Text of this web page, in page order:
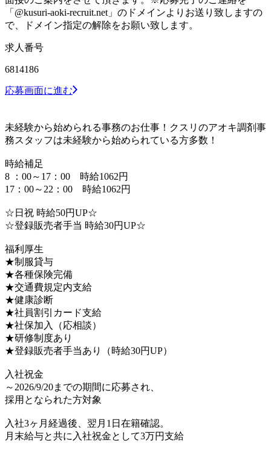
「@kusuri-aoki-recruit.net」のドメインよりお送り致しますの
で、ドメイン指定の解除をお願い致します。
求人番号
6814186
応募画面に進む
未経験から始められる事務のお仕事！クスリのアオキ調剤事
務スタッフは未経験から始められている方多数！
時給補足
8 ：00～17：00 時給1062円
17：00～22：00 時給1062円
☆日祝 時給50円UP☆
☆登録販売者手当 時給30円UP☆
福利厚生
★制服貸与
★各種保険完備
★交通費規定内支給
★健康診断
★社員割引カード支給
★社保加入（応相談）
★研修制度あり
★登録販売者手当あり（時給30円UP）
入社祝金
～2026/9/20までの期間に応募され、
採用となられた方対象
入社3ヶ月経過後、翌月1日在籍確認。
月末給与と共に入社祝金として3万円支給